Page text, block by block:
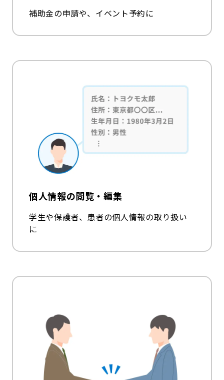
補助金の申請や、イベント予約に
個人情報の閲覧・編集
学生や保護者、患者の個人情報の取り扱い
に